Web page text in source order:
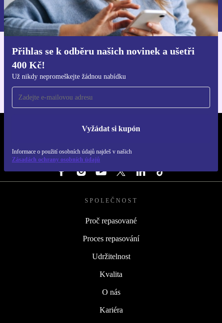
Přihlas se k odběru našich novinek a ušetři
400 Kč!
Už nikdy nepromeškejte žádnou nabídku
Vyžádat si kupón
Informace o použití osobních údajů najdeš v našich
Zásadách ochrany osobních údajů
Informace o použití osobních údajů najdeš v našich
Zásadách ochrany osobních údajů.
Stáhni si aplikaci refurbed
REFURBED ČESKO - RETHINK NEW.
SLEDUJ NÁS
SPOLEČNOST
Proč repasované
Proces repasování
Udržitelnost
Kvalita
O nás
Kariéra